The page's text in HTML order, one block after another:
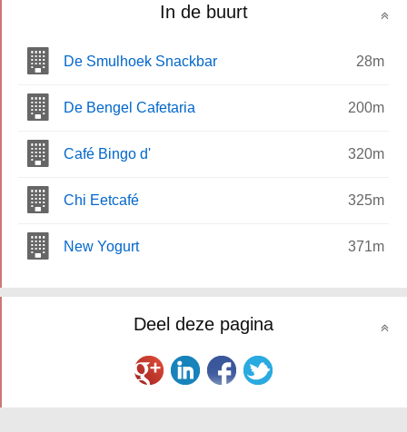
In de buurt
De Smulhoek Snackbar 28m
De Bengel Cafetaria 200m
Café Bingo d' 320m
Chi Eetcafé 325m
New Yogurt 371m
Deel deze pagina